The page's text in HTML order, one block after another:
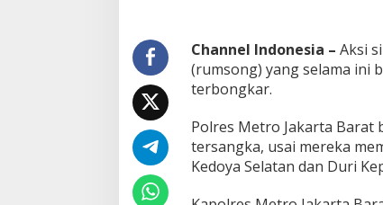
u
k
P
o
i
s
i
d
Channel Indonesia – Aksi
(rumsong) yang selama ini
terbongkar.
Polres Metro Jakarta Barat
tersangka, usai mereka
Kedoya Selatan dan Duri